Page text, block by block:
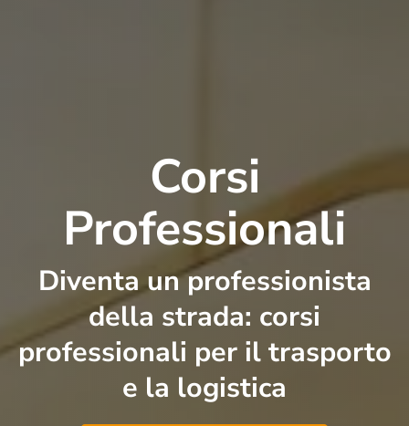
Corsi
Professionali
Diventa un professionista
della strada: corsi
professionali per il trasporto
e la logistica